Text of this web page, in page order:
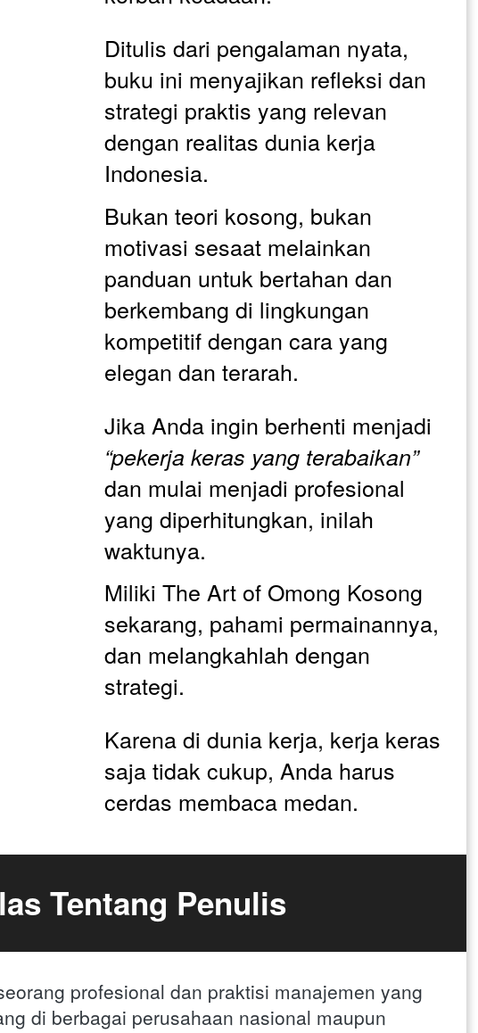
Ditulis dari pengalaman nyata,
buku ini menyajikan refleksi dan
strategi praktis yang relevan
dengan realitas dunia kerja
Indonesia.
Bukan teori kosong, bukan
motivasi sesaat melainkan
panduan untuk bertahan dan
berkembang di lingkungan
kompetitif dengan cara yang
elegan dan terarah.
“pekerja keras yang terabaikan”
dan mulai menjadi profesional
yang diperhitungkan, inilah
waktunya.
Miliki The Art of Omong Kosong
sekarang, pahami permainannya,
dan melangkahlah dengan
strategi.
Karena di dunia kerja, kerja keras
saja tidak cukup, Anda harus
cerdas membaca medan.
Tentang Penulis
profesional dan praktisi manajemen yang
di berbagai perusahaan nasional maupun